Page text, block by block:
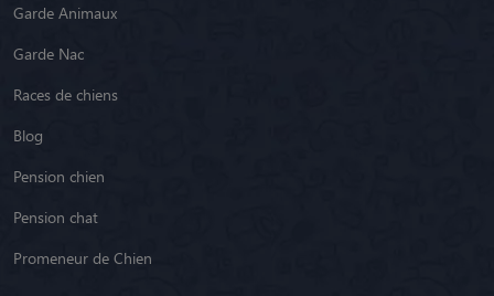
Garde Animaux
Garde Nac
Races de chiens
Blog
Pension chien
Pension chat
Promeneur de Chien